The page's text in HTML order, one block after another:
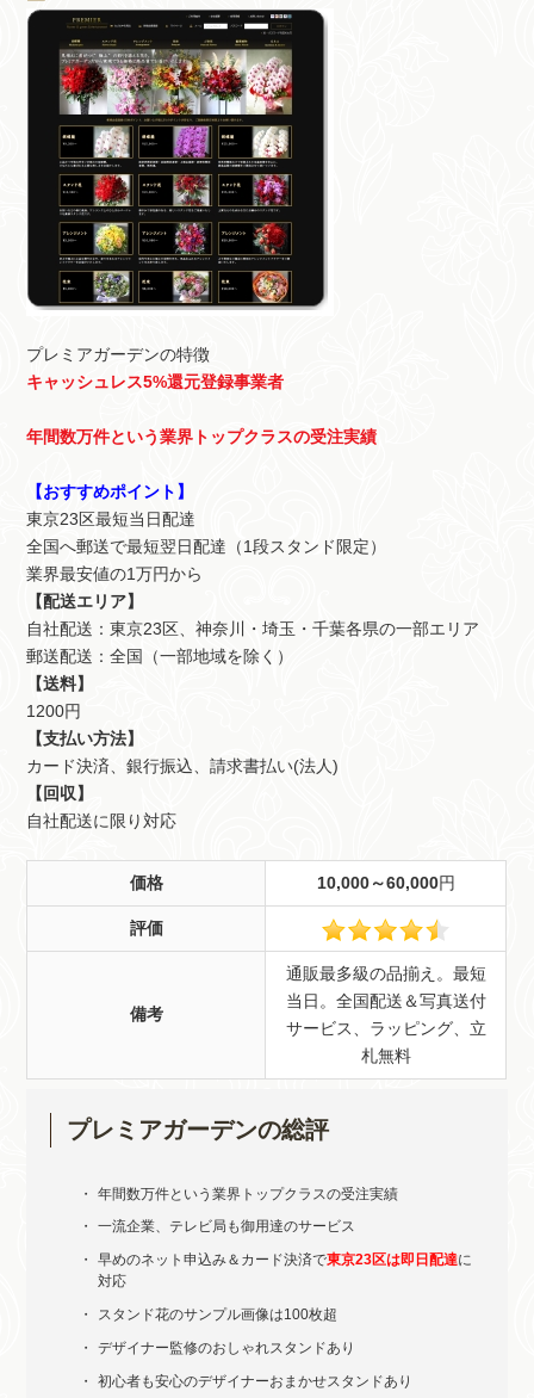
プレミアガーデンの特徴
キャッシュレス5%還元登録事業者
年間数万件という業界トップクラスの受注実績
【おすすめポイント】
東京23区最短当日配達
全国へ郵送で最短翌日配達（1段スタンド限定）
業界最安値の1万円から
【配送エリア】
自社配送：東京23区、神奈川・埼玉・千葉各県の一部エリア
郵送配送：全国（一部地域を除く）
【送料】
1200円
【支払い方法】
カード決済、銀行振込、請求書払い(法人)
【回収】
自社配送に限り対応
価格 10,000～60,000円
評価
備考
通販最多級の品揃え。最短
当日。全国配送＆写真送付
サービス、ラッピング、立
札無料
プレミアガーデンの総評
年間数万件という業界トップクラスの受注実績
一流企業、テレビ局も御用達のサービス
早めのネット申込み＆カード決済で東京23区は即日配達に
対応
スタンド花のサンプル画像は100枚超
デザイナー監修のおしゃれスタンドあり
初心者も安心のデザイナーおまかせスタンドあり